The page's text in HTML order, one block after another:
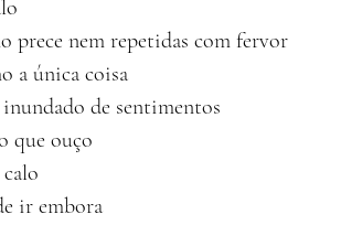
prece nem repetidas com fervor
a única coisa
de sentimentos
que ouço
ir embora